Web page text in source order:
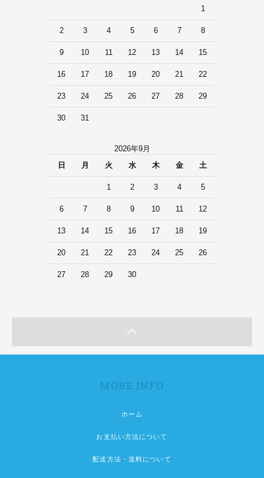
1
2 3 4 5 6 7 8
9 10 11 12 13 14 15
16 17 18 19 20 21 22
23 24 25 26 27 28 29
30 31
2026年9月
日
月 火 水 木 金 土
1 2 3 4 5
6 7 8 9 10 11 12
13 14 15 16 17 18 19
20 21 22 23 24 25 26
27 28 29 30
MORE INFO
ホーム
お支払い方法について
配送方法・送料について